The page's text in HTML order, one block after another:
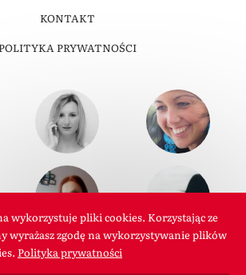
KONTAKT
POLITYKA PRYWATNOŚCI
wykorzystuje pliki cookies. Korzystając ze
wyrażasz zgodę na wykorzystywanie plików
Polityka prywatności